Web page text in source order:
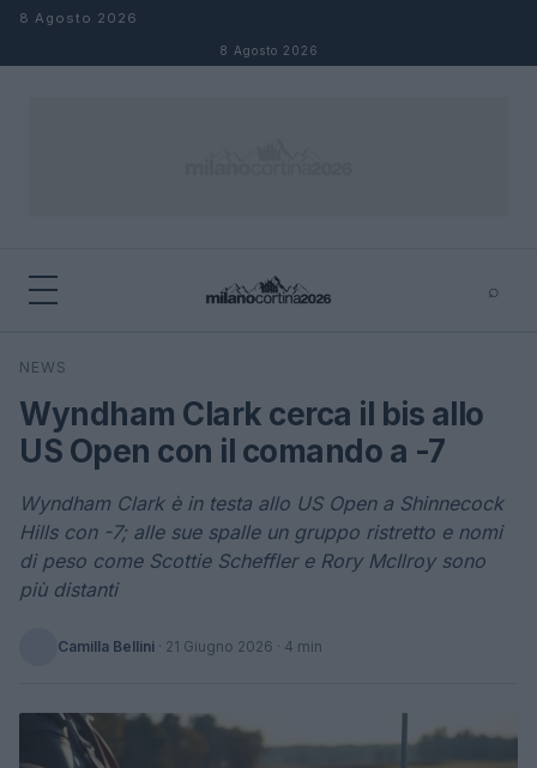
Salta al contenuto
8 Agosto 2026
8 Agosto 2026
⌕
Cerca
NEWS
Wyndham Clark cerca il bis allo
US Open con il comando a -7
Wyndham Clark è in testa allo US Open a Shinnecock
Hills con -7; alle sue spalle un gruppo ristretto e nomi
di peso come Scottie Scheffler e Rory McIlroy sono
più distanti
Camilla Bellini · 21 Giugno 2026 · 4 min